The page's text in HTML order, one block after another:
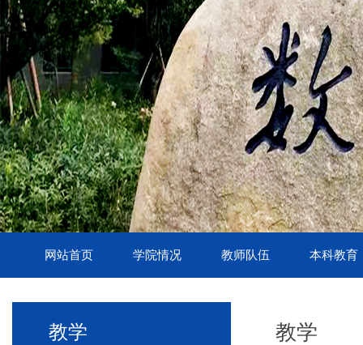
网站首页 学院情况 教师队伍 本科教育
教学 教学